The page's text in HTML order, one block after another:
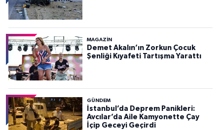
MAGAZİN
Demet Akalın’ın Zorkun Çocuk
Şenliği Kıyafeti Tartışma Yarattı
GÜNDEM
İstanbul’da Deprem Panikleri:
Avcılar’da Aile Kamyonette Çay
İçip Geceyi Geçirdi